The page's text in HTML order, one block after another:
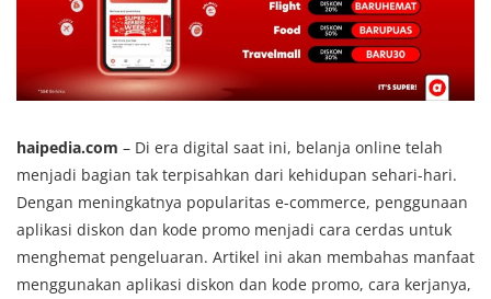
haipedia.com – Di era digital saat ini, belanja online telah
menjadi bagian tak terpisahkan dari kehidupan sehari-hari.
Dengan meningkatnya popularitas e-commerce, penggunaan
aplikasi diskon dan kode promo menjadi cara cerdas untuk
menghemat pengeluaran. Artikel ini akan membahas manfaat
menggunakan aplikasi diskon dan kode promo, cara kerjanya,